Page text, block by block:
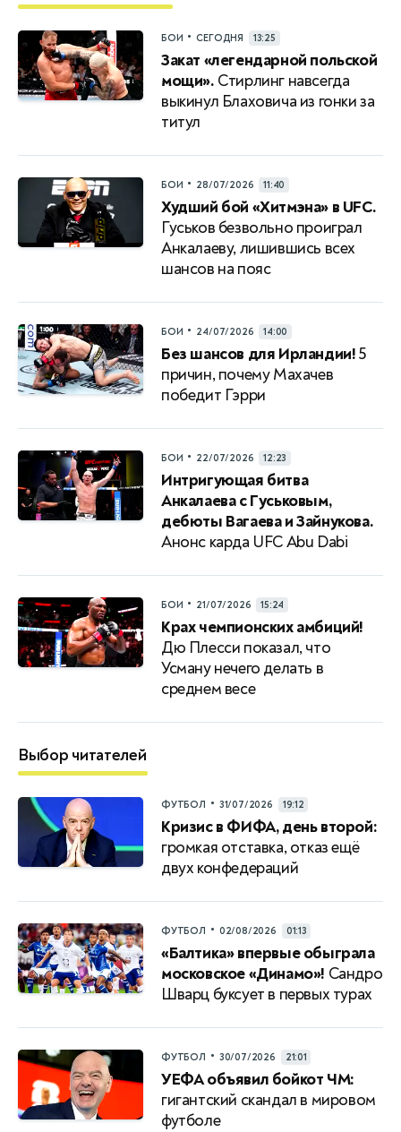
БОИ • СЕГОДНЯ 13:25
Закат «легендарной польской
мощи». Стирлинг навсегда
выкинул Блаховича из гонки за
титул
БОИ • 28/07/2026 11:40
Худший бой «Хитмэна» в UFC.
Гуськов безвольно проиграл
Анкалаеву, лишившись всех
шансов на пояс
БОИ • 24/07/2026 14:00
Без шансов для Ирландии!5
причин, почему Махачев
победит Гэрри
БОИ • 22/07/2026 12:23
Интригующая битва
Анкалаева с Гуськовым,
дебюты Вагаева и Зайнукова.
Анонс карда UFC Abu Dabi
БОИ • 21/07/2026 15:24
Крах чемпионских амбиций!
Дю Плесси показал, что
Усману нечего делать в
среднем весе
Выбор читателей
ФУТБОЛ • 31/07/2026 19:12
Кризис в ФИФА, день второй:
громкая отставка, отказ ещё
двух конфедераций
ФУТБОЛ • 02/08/2026 01:13
«Балтика» впервые обыграла
московское «Динамо»! Сандро
Шварц буксует в первых турах
ФУТБОЛ • 30/07/2026 21:01
УЕФА объявил бойкот ЧМ:
гигантский скандал в мировом
футболе